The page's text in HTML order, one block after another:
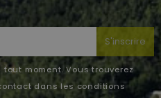
S'inscrire
moment. Vous trouverez
dans les conditions